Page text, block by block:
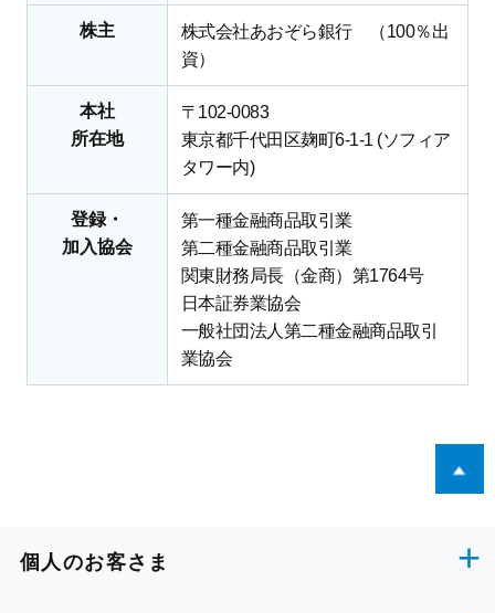
株主
株式会社あおぞら銀行 （100％出
資）
本社
所在地
〒102-0083
東京都千代田区麹町6-1-1 (ソフィア
タワー内)
登録・
加入協会
第一種金融商品取引業
第二種金融商品取引業
関東財務局長（金商）第1764号
日本証券業協会
一般社団法人第二種金融商品取引
業協会
個人のお客さま